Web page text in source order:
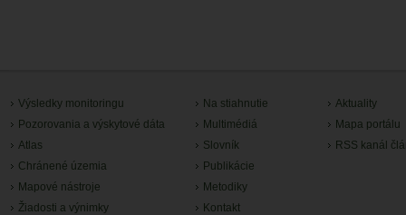
Výsledky monitoringu
Pozorovania a výskytové dáta
Atlas
Chránené územia
Mapové nástroje
Žiadosti a výnimky
Na stiahnutie
Multimédiá
Slovník
Publikácie
Metodiky
Kontakt
Aktuality
Mapa portálu
RSS kanál